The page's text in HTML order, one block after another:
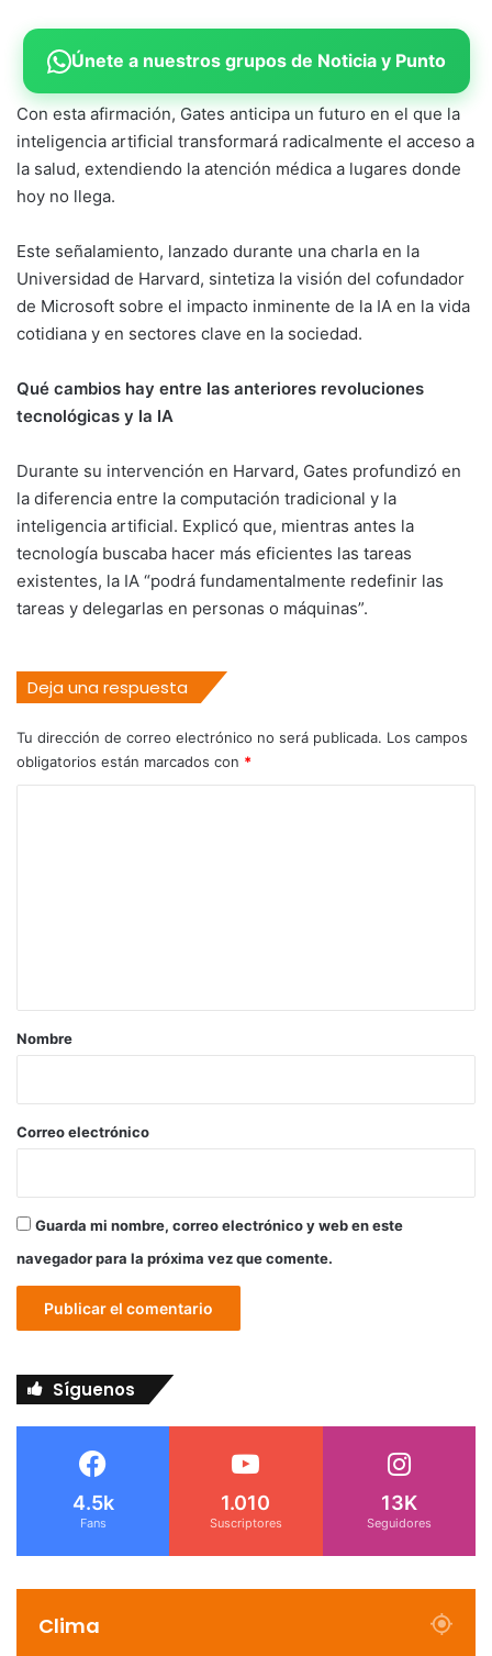
Únete a nuestros grupos de Noticia y Punto
Con esta afirmación, Gates anticipa un futuro en el que la
inteligencia artificial transformará radicalmente el acceso a
la salud, extendiendo la atención médica a lugares donde
hoy no llega.
Este señalamiento, lanzado durante una charla en la
Universidad de Harvard, sintetiza la visión del cofundador
de Microsoft sobre el impacto inminente de la IA en la vida
cotidiana y en sectores clave en la sociedad.
Qué cambios hay entre las anteriores revoluciones
tecnológicas y la IA
Durante su intervención en Harvard, Gates profundizó en
la diferencia entre la computación tradicional y la
inteligencia artificial. Explicó que, mientras antes la
tecnología buscaba hacer más eficientes las tareas
existentes, la IA “podrá fundamentalmente redefinir las
tareas y delegarlas en personas o máquinas”.
Deja una respuesta
Tu dirección de correo electrónico no será publicada. Los campos
obligatorios están marcados con *
r
*
Nombre
Correo electrónico
Guarda mi nombre, correo electrónico y web en este
navegador para la próxima vez que comente.
Síguenos
4.5k
Fans
1.010
Suscriptores
13K
Seguidores
Clima